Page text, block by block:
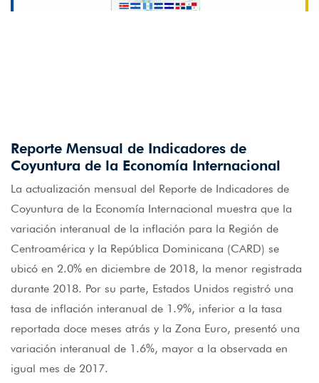
Reporte Mensual de Indicadores de
Coyuntura de la Economía Internacional
La actualización mensual del Reporte de Indicadores de
Coyuntura de la Economía Internacional muestra que la
variación interanual de la inflación para la Región de
Centroamérica y la República Dominicana (CARD) se
ubicó en 2.0% en diciembre de 2018, la menor registrada
durante 2018. Por su parte, Estados Unidos registró una
tasa de inflación interanual de 1.9%, inferior a la tasa
reportada doce meses atrás y la Zona Euro, presentó una
variación interanual de 1.6%, mayor a la observada en
igual mes de 2017.